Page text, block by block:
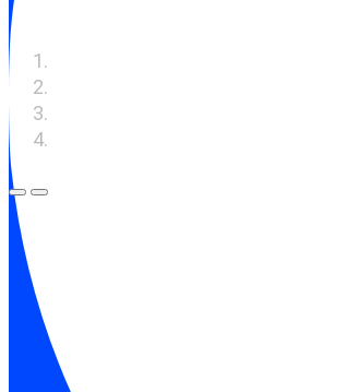
Предыдущий слайд
Следующий слайд